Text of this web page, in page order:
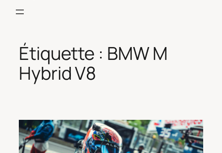
Étiquette : BMW M
Hybrid V8